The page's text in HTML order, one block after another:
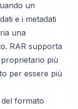
un
e i metadati
una
RAR supporta
più
per essere più
formato